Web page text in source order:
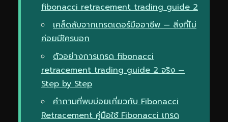
fibonacci retracement trading guide 2
เคล็ดลับจากเทรดเดอร์มืออาชีพ — สิ่งที่ไม่
ค่อยมีใครบอก
ตัวอย่างการเทรด fibonacci
retracement trading guide 2 จริง —
Step by Step
คำถามที่พบบ่อยเกี่ยวกับ Fibonacci
Retracement คู่มือใช้ Fibonacci เทรด